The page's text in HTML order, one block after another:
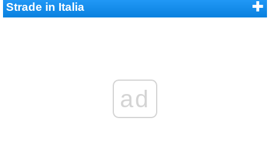
Strade in Italia
ad